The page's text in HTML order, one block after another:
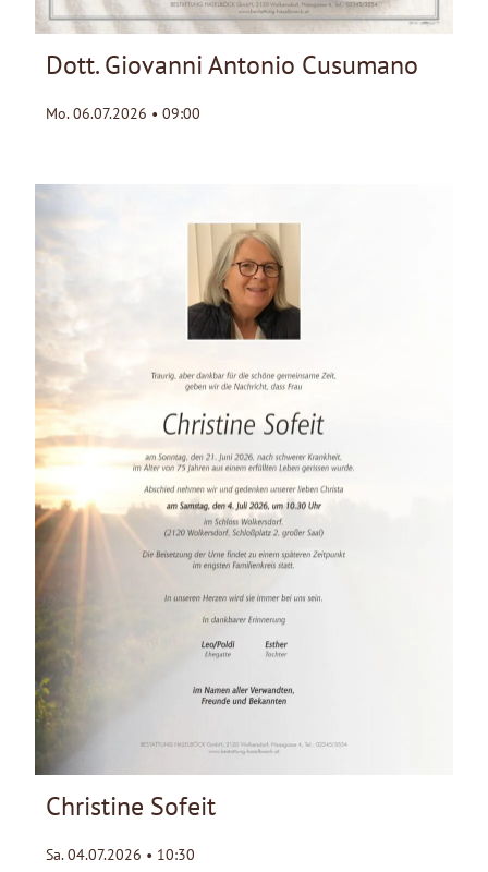
Dott. Giovanni Antonio Cusumano
Mo. 06.07.2026 • 09:00
Christine Sofeit
Sa. 04.07.2026 • 10:30